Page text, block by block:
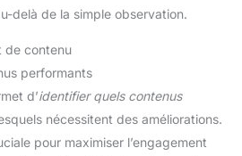
delà de la simple observation.
de contenu
performants
d’identifier quels contenus
nécessitent des améliorations.
pour maximiser l’engagement